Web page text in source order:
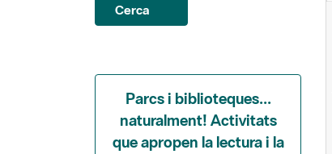
Cerca
Parcs i biblioteques...
naturalment! Activitats
que apropen la lectura i la